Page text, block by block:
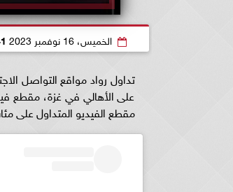
الخميس، 16 نوفمبر 2023
تداول رواد مواقع التواصل
على الأهالي في غزة، مقطع
مقطع الفيديو المتداول على